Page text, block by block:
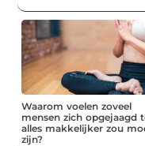
Waarom voelen zoveel
mensen zich opgejaagd
alles makkelijker zou
zijn?